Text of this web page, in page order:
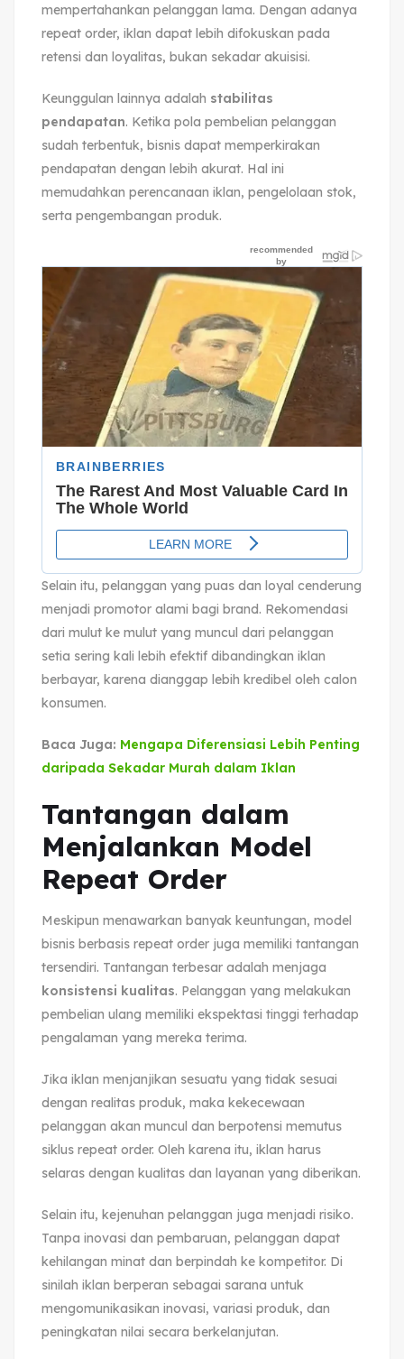
mempertahankan pelanggan lama. Dengan adanya
repeat order, iklan dapat lebih difokuskan pada
retensi dan loyalitas, bukan sekadar akuisisi.
Keunggulan lainnya adalah stabilitas
pendapatan. Ketika pola pembelian pelanggan
sudah terbentuk, bisnis dapat memperkirakan
pendapatan dengan lebih akurat. Hal ini
memudahkan perencanaan iklan, pengelolaan stok,
serta pengembangan produk.
Selain itu, pelanggan yang puas dan loyal cenderung
menjadi promotor alami bagi brand. Rekomendasi
dari mulut ke mulut yang muncul dari pelanggan
setia sering kali lebih efektif dibandingkan iklan
berbayar, karena dianggap lebih kredibel oleh calon
konsumen.
Baca Juga: Mengapa Diferensiasi Lebih Penting
daripada Sekadar Murah dalam Iklan
Tantangan dalam
Menjalankan Model
Repeat Order
Meskipun menawarkan banyak keuntungan, model
bisnis berbasis repeat order juga memiliki tantangan
tersendiri. Tantangan terbesar adalah menjaga
konsistensi kualitas. Pelanggan yang melakukan
pembelian ulang memiliki ekspektasi tinggi terhadap
pengalaman yang mereka terima.
Jika iklan menjanjikan sesuatu yang tidak sesuai
dengan realitas produk, maka kekecewaan
pelanggan akan muncul dan berpotensi memutus
siklus repeat order. Oleh karena itu, iklan harus
selaras dengan kualitas dan layanan yang diberikan.
Selain itu, kejenuhan pelanggan juga menjadi risiko.
Tanpa inovasi dan pembaruan, pelanggan dapat
kehilangan minat dan berpindah ke kompetitor. Di
sinilah iklan berperan sebagai sarana untuk
mengomunikasikan inovasi, variasi produk, dan
peningkatan nilai secara berkelanjutan.